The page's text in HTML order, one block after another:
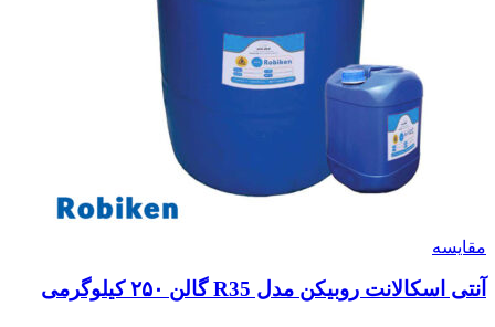
مقایسه
آنتی اسکالانت روبیکن مدل R35 گالن ۲۵۰ کیلوگرمی